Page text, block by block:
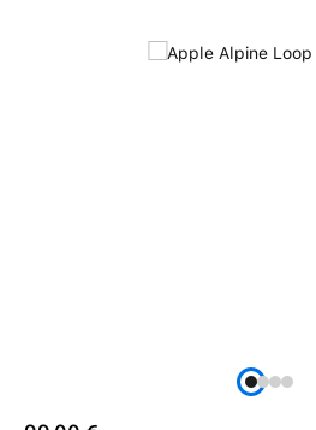
Bildergalerie überspringen